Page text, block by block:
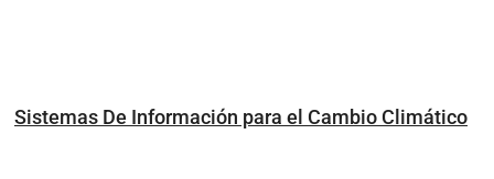
Sistemas De Información para el Cambio Climático